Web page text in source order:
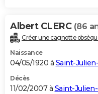
Albert CLERC (86
Créer une cagnotte
Naissance
04/05/1920 à Saint-
Décès
11/02/2007 à Saint-